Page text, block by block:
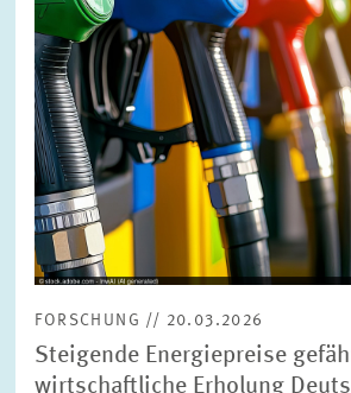
FORSCHUNG // 20.03.2026
Steigende Energiepreise
wirtschaftliche Erholung